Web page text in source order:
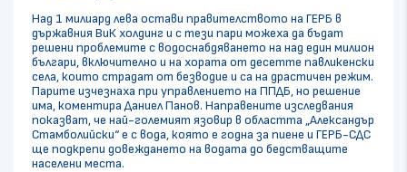
Над 1 милиард лева остави правителството на ГЕРБ в
държавния ВиК холдинг и с тези пари можеха да бъдат
решени проблемите с водоснабдяването на над един милион
българи, включително и на хората от десетте павликенски
села, които страдат от безводие и са на драстичен режим.
Парите изчезнаха при управлението на ППДБ, но решение
има, коментира Даниел Панов. Направените изследвания
показват, че най-големият язовир в областта „Александър
Стамболийски“ е с вода, която е годна за пиене и ГЕРБ-СДС
ще подкрепи довеждането на водата до бедстващите
населени места.